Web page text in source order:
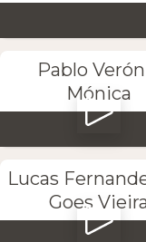
Pablo
Mónica
Lucas
Goes